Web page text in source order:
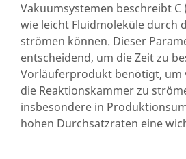
Vakuumsystemen beschreibt C
wie leicht Fluidmoleküle durch
strömen können. Dieser
entscheidend, um die Zeit zu
Vorläuferprodukt benötigt, um
die Reaktionskammer zu
insbesondere in
hohen Durchsatzraten eine